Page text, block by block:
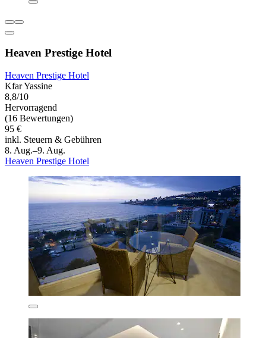
Heaven Prestige Hotel
Heaven Prestige Hotel
Kfar Yassine
8,8/10
Hervorragend
(16 Bewertungen)
95 €
inkl. Steuern & Gebühren
8. Aug.–9. Aug.
Heaven Prestige Hotel